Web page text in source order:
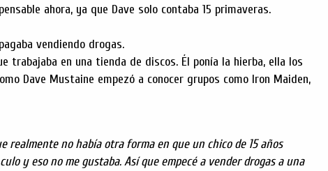
ahora, ya que Dave solo contaba 15 primaveras.
vendiendo drogas.
trabajaba en una tienda de discos. Él ponía la hierba, ella los
Dave Mustaine empezó a conocer grupos como Iron Maiden,
realmente no había otra forma en que un chico de 15 años
y eso no me gustaba. Así que empecé a vender drogas a una